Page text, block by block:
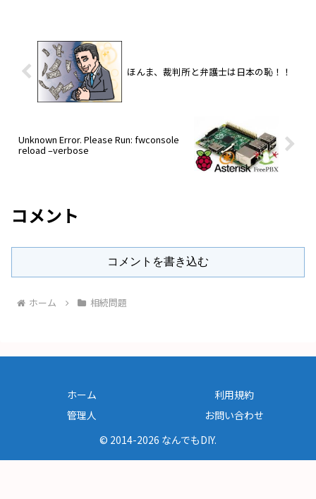
ほんま、裁判所と弁護士は日本の恥！！
Unknown Error. Please Run: fwconsole
reload –verbose
コメント
コメントを書き込む
ホーム 相続問題
ホーム
利用規約
管理人
お問い合わせ
© 2014-2026 なんでもDIY.